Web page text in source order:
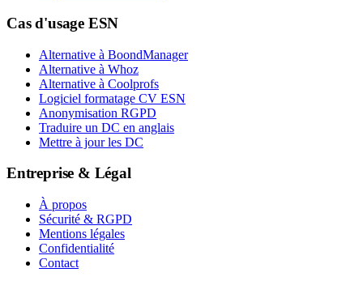
Cas d'usage ESN
Alternative à BoondManager
Alternative à Whoz
Alternative à Coolprofs
Logiciel formatage CV ESN
Anonymisation RGPD
Traduire un DC en anglais
Mettre à jour les DC
Entreprise & Légal
À propos
Sécurité & RGPD
Mentions légales
Confidentialité
Contact